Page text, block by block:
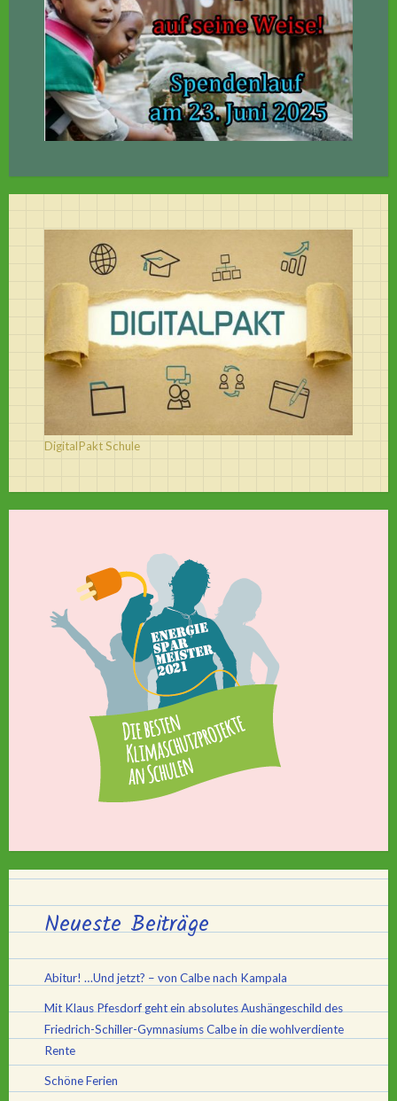
DigitalPakt Schule
Neueste Beiträge
Abitur! …Und jetzt? – von Calbe nach Kampala
Mit Klaus Pfesdorf geht ein absolutes Aushängeschild des
Friedrich-Schiller-Gymnasiums Calbe in die wohlverdiente
Rente
Schöne Ferien